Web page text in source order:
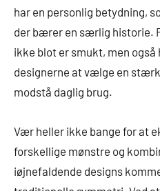
har en personlig betydning,
der bærer en særlig historie.
ikke blot er smukt, men
designerne at vælge en
modstå daglig brug.
Vær heller ikke bange for at
forskellige mønstre og
iøjnefaldende designs